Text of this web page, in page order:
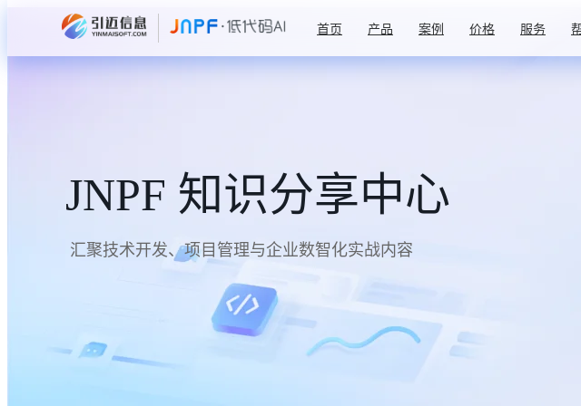
首页 产品 案例 价格 服务
JNPF 知识分享中心
汇聚技术开发、项目管理与企业数智化实战内容